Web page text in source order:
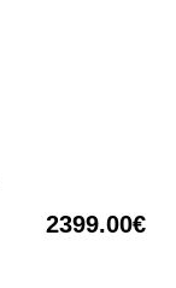
2399.00